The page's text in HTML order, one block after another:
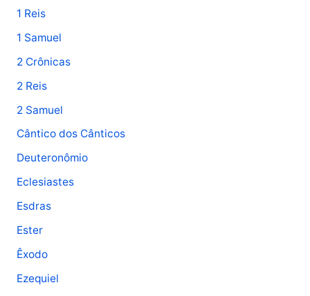
s
a
r
p
o
r
1 Reis
1 Samuel
2 Crônicas
2 Reis
2 Samuel
Cântico dos Cânticos
Deuteronômio
Eclesiastes
Esdras
Ester
Êxodo
Ezequiel